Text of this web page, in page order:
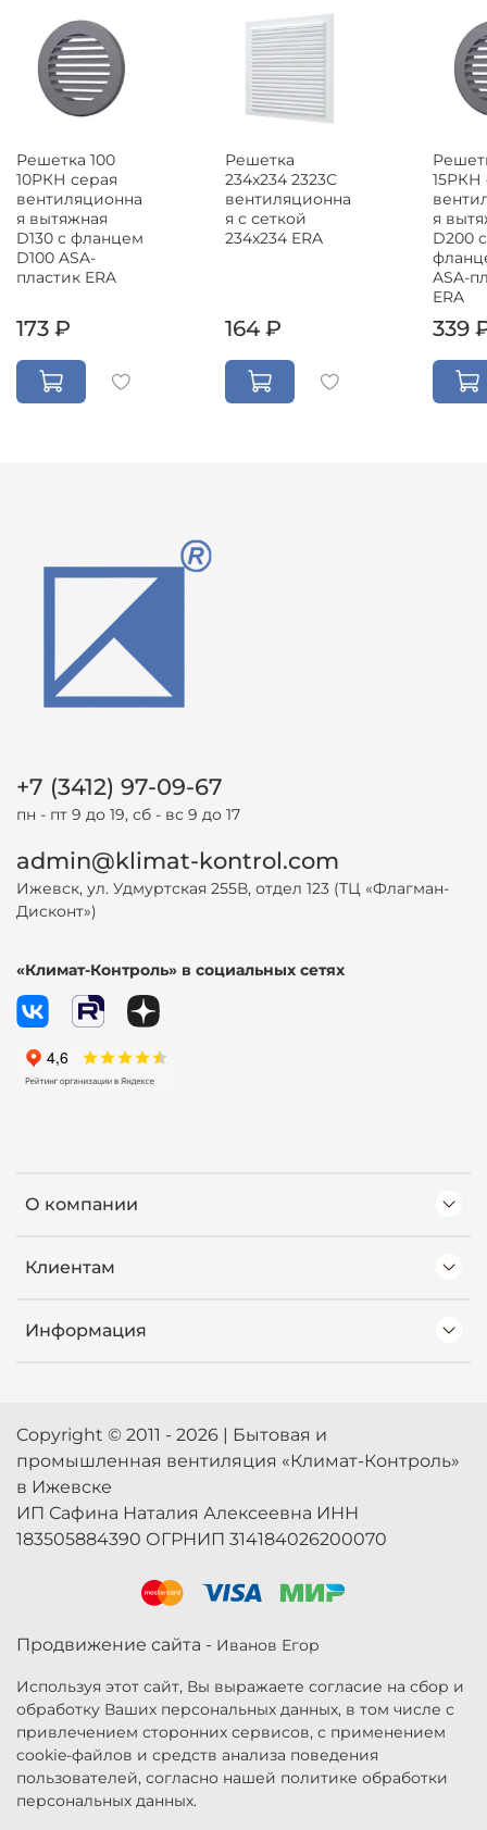
Решетка 100
10РКН серая
вентиляционна
я вытяжная
D130 с фланцем
D100 ASA-
пластик ERA
173 ₽
Решетка
234x234 2323С
вентиляционна
я с сеткой
234х234 ERA
164 ₽
15РКН
я
D200 с
ASA-
ERA
339
О компании
Клиентам
Информация
+7 (3412) 97-09-67
пн - пт 9 до 19, сб - вс 9 до 17
admin@klimat-kontrol.com
Ижевск, ул. Удмуртская 255В, отдел 123 (ТЦ «Флагман-
Дисконт»)
«Климат-Контроль» в социальных сетях
Copyright © 2011 - 2026 | Бытовая и
промышленная вентиляция «Климат-Контроль»
в Ижевске
ИП Сафина Наталия Алексеевна ИНН
183505884390 ОГРНИП 314184026200070
Продвижение сайта - Иванов Егор
Используя этот сайт, Вы выражаете согласие на сбор и
обработку Ваших персональных данных, в том числе с
привлечением сторонних сервисов, с применением
cookie-файлов и средств анализа поведения
пользователей, согласно нашей политике обработки
персональных данных.